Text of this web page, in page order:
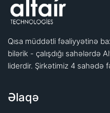
Qısa müddətli fəaliyyətinə
bilərik - çalışdığı sahələrdə
liderdir. Şirkətimiz 4 sahədə
Əlaqə